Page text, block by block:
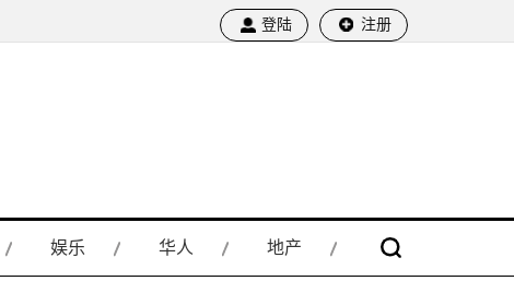
登陆 注册
娱乐 华人 地产